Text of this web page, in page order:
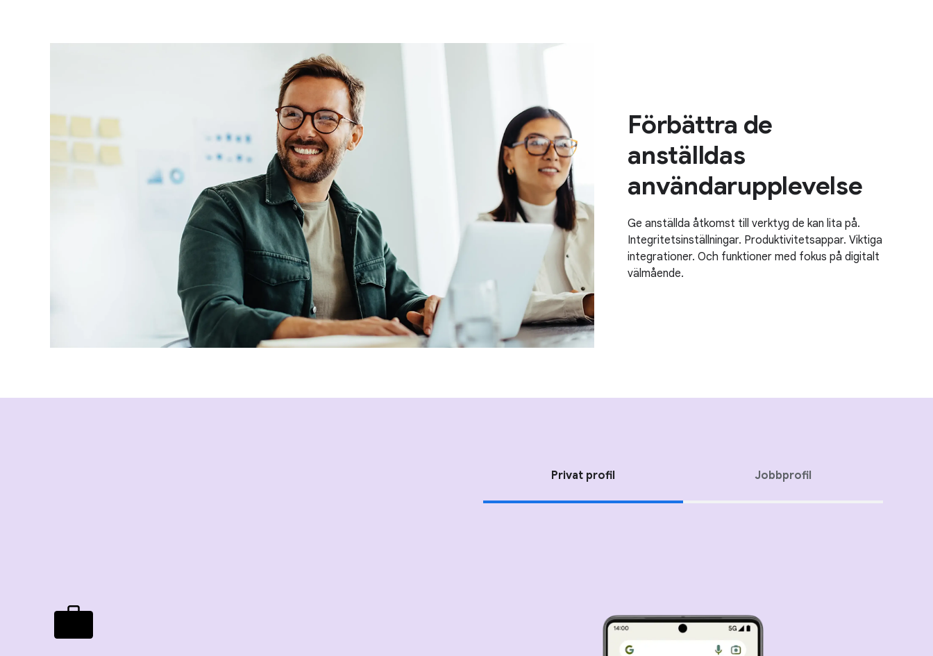
Förbättra de
anställdas
användarupplevelse
Ge anställda åtkomst till verktyg de kan lita på.
Integritetsinställningar. Produktivitetsappar. Viktiga
integrationer. Och funktioner med fokus på digitalt
välmående.
Privat profil Jobbprofil